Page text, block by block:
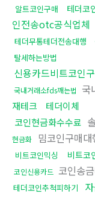
알트코인구매 테더코
인전송otc공식업체
테더무통테더전송대행
탈세하는방법
신용카드비트코인
국내거래소fds깨는법 국
재테크
테더이체
코인현금화수수료
현금화
밈코인구매대
비트코인믹싱 비트코
코인신용카드 코인송
테더코인추척피하기